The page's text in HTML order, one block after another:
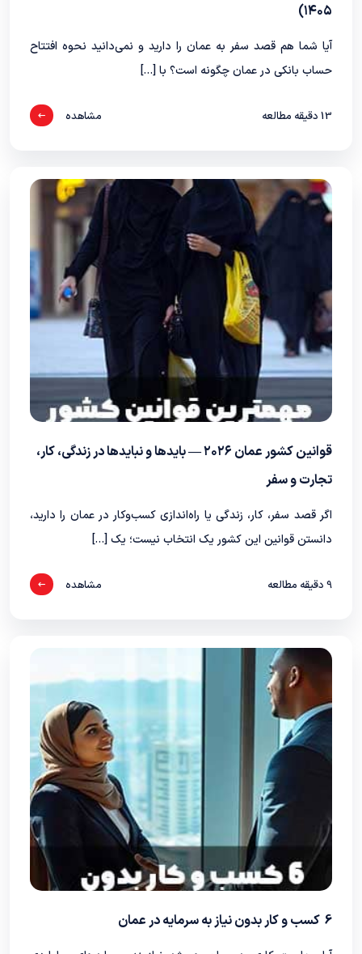
۱۴۰۵)
آیا شما هم قصد سفر به عمان را دارید و نمی‌دانید نحوه افتتاح
حساب بانکی در عمان چگونه است؟ با […]
13 دقیقه مطالعه مشاهده
قوانین کشور عمان ۲۰۲۶ — بایدها و نبایدها در زندگی، کار،
تجارت و سفر
اگر قصد سفر، کار، زندگی یا راه‌اندازی کسب‌وکار در عمان را دارید،
دانستن قوانین این کشور یک انتخاب نیست؛ یک […]
9 دقیقه مطالعه مشاهده
6 کسب و کار بدون نیاز به سرمایه در عمان